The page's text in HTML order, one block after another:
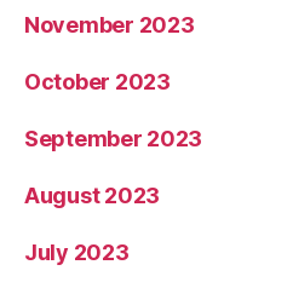
November 2023
October 2023
September 2023
August 2023
July 2023